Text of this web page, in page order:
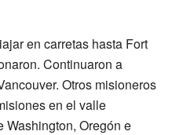
en carretas hasta Fort
Continuaron a
Otros misioneros
en el valle
Washington, Oregón e